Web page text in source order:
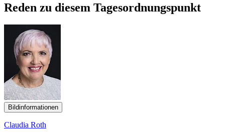
Reden zu diesem Tagesordnungspunkt
Bildinformationen
Claudia Roth